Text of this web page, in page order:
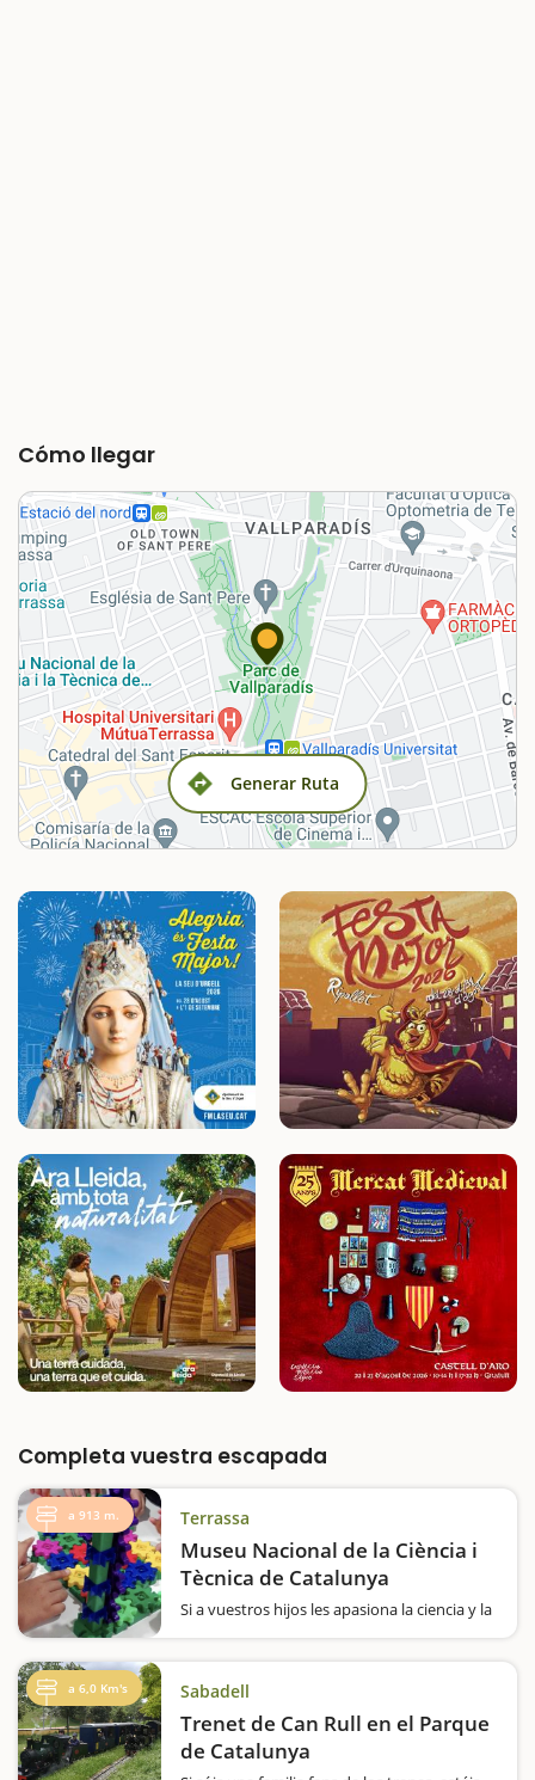
Cómo llegar
Generar Ruta
Completa vuestra escapada
a 913 m. Terrassa
Museu Nacional de la Ciència i
Tècnica de Catalunya
Si a vuestros hijos les apasiona la ciencia y la
gusta jugar con robots, desmontar
maquinas,…
a 6,0 Km's Sabadell
Trenet de Can Rull en el Parque
de Catalunya